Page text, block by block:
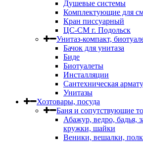
Душевые системы
Комплектующие для
Кран писсуарный
ЦС-СМ г. Подольск
Унитаз-компакт,
Бачок для унитаза
Биде
Биотуалеты
Инсталляции
Сантехническая
Унитазы
Хозтовары, посуда
Баня и сопутствующие
Абажур, ведро, бадья,
кружки, шайки
Веники, вешалки,